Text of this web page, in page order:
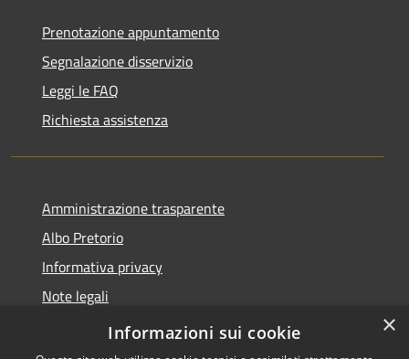
Prenotazione appuntamento
Segnalazione disservizio
Leggi le FAQ
Richiesta assistenza
Amministrazione trasparente
Albo Pretorio
Informativa privacy
Note legali
Dichiarazione di accessibilità
×
Informazioni sui cookie